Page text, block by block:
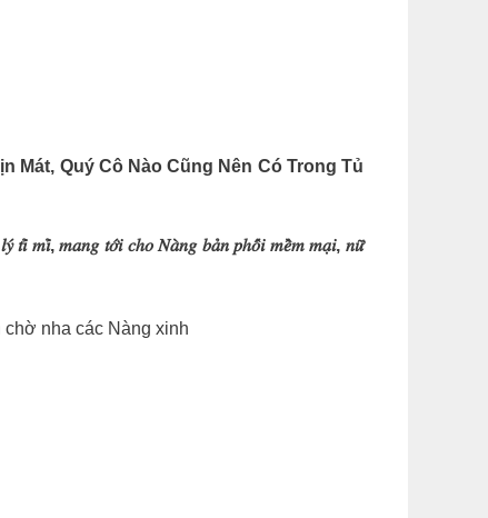
Mát, Quý Cô Nào Cũng Nên Có Trong Tủ
𝑙𝑦́ 𝑡𝑖̉ 𝑚𝑖̉, 𝑚𝑎𝑛𝑔 𝑡𝑜̛́𝑖 𝑐ℎ𝑜 𝑁𝑎̀𝑛𝑔 𝑏𝑎̉𝑛 𝑝ℎ𝑜̂́𝑖 𝑚𝑒̂̀𝑚 𝑚𝑎̣𝑖, 𝑛𝑢̛̃
nha các Nàng xinh